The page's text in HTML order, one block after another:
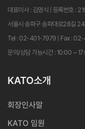
대표이사 : 김영식 | 등록번호 :
서울시 송파구 송파대로28길
Tel : 02-401-7979 | Fax :
문의/상담 가능시간 : 10:00 ~
KATO소개
회장인사말
KATO 임원